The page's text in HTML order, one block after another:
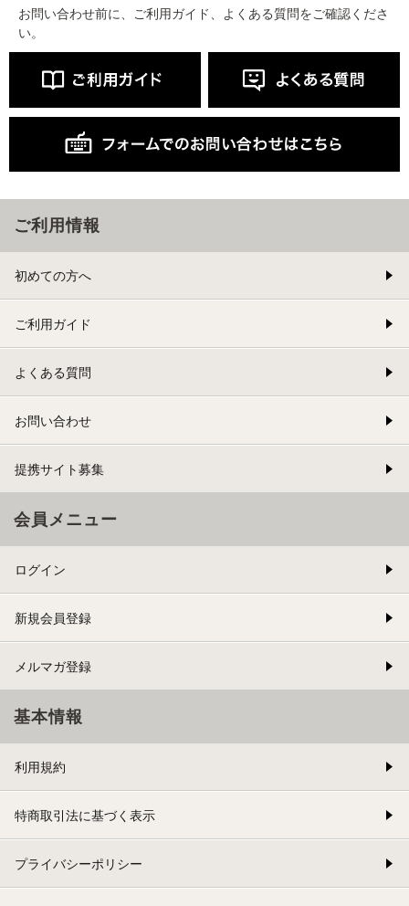
お問い合わせ前に、ご利用ガイド、よくある質問をご確認くださ
い。
ご利用情報
初めての方へ
ご利用ガイド
よくある質問
お問い合わせ
提携サイト募集
会員メニュー
ログイン
新規会員登録
メルマガ登録
基本情報
利用規約
特商取引法に基づく表示
プライバシーポリシー